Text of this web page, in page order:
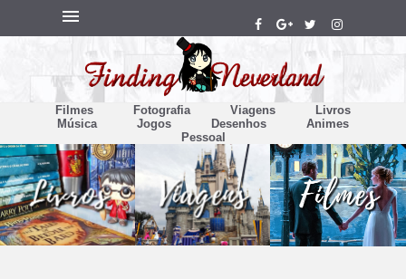
Filmes Fotografia Viagens
Livros
Música
Jogos Desenhos
Animes
Pessoal